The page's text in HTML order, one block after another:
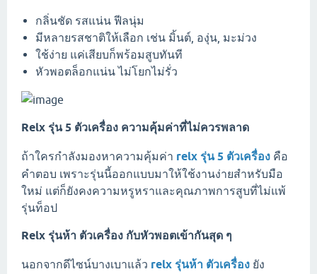
กลิ่นชัด รสแน่น ฟีลนุ่ม
มีหลายรสชาติให้เลือก เช่น มิ้นต์, องุ่น, มะม่วง
ใช้ง่าย แค่เสียบก็พร้อมสูบทันที
หัวพอตล็อกแน่น ไม่โยกไม่รั่ว
Relx รุ่น 5 ตัวเครื่อง ความคุ้มค่าที่ไม่ควรพลาด
ถ้าใครกำลังมองหาความคุ้มค่า relx รุ่น 5 ตัวเครื่อง คือ
คำตอบ เพราะรุ่นนี้ออกแบบมาให้ใช้งานง่ายสำหรับมือ
ใหม่ แต่ก็ยังคงความหรูหราและคุณภาพการสูบที่ไม่แพ้
รุ่นท็อป
Relx รุ่นห้า ตัวเครื่อง กับหัวพอตเข้ากันสุด ๆ
นอกจากดีไซน์บางเบาแล้ว relx รุ่นห้า ตัวเครื่อง ยัง